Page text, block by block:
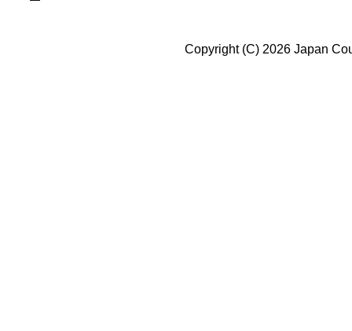
Copyright (C) 2026 Japan